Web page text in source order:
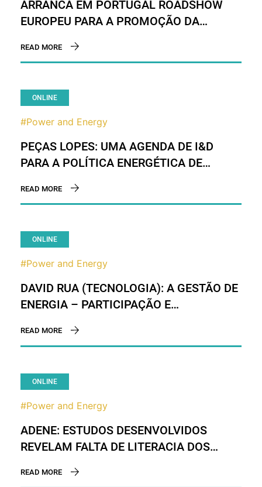
ARRANCA EM PORTUGAL ROADSHOW
EUROPEU PARA A PROMOÇÃO DA
READ MORE
ONLINE
#Power and Energy
PEÇAS LOPES: UMA AGENDA DE I&D
PARA A POLÍTICA ENERGÉTICA DE
READ MORE
ONLINE
#Power and Energy
DAVID RUA (TECNOLOGIA): A GESTÃO DE
ENERGIA – PARTICIPAÇÃO E
READ MORE
ONLINE
#Power and Energy
ADENE: ESTUDOS DESENVOLVIDOS
REVELAM FALTA DE LITERACIA DOS
ENERGIA
READ MORE